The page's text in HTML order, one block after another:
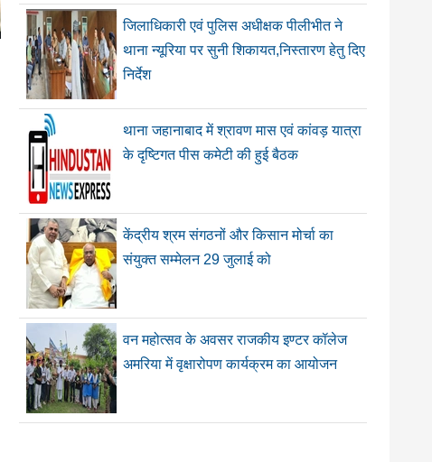
जिलाधिकारी एवं पुलिस अधीक्षक पीलीभीत ने
थाना न्यूरिया पर सुनी शिकायत,निस्तारण हेतु दिए
निर्देश
थाना जहानाबाद में श्रावण मास एवं कांवड़ यात्रा
के दृष्टिगत पीस कमेटी की हुई बैठक
केंद्रीय श्रम संगठनों और किसान मोर्चा का
संयुक्त सम्मेलन 29 जुलाई को
वन महोत्सव के अवसर राजकीय इण्टर कॉलेज
अमरिया में वृक्षारोपण कार्यक्रम का आयोजन